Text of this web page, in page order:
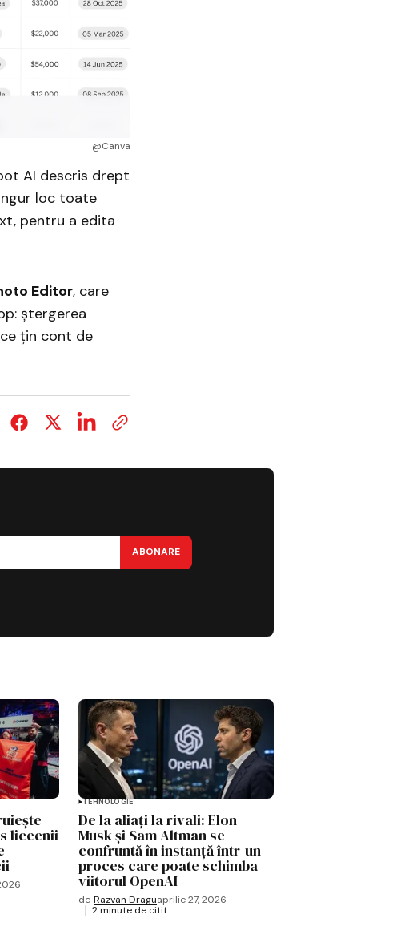
@Canva
AI descris drept
loc toate
pentru a edita
Editor, care
ștergerea
țin cont de
ABONARE
liceenii
TEHNOLOGIE
De la aliați la rivali: Elon
Musk și Sam Altman se
confruntă în instanță într-un
proces care poate schimba
viitorul OpenAI
de Razvan Draguaprilie 27, 2026
2 minute de citit